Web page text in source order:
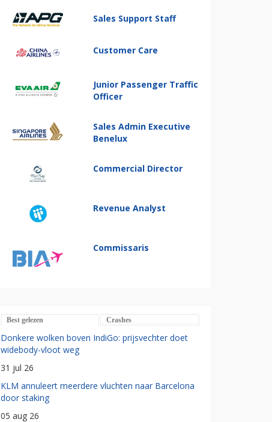
Sales Support Staff
Customer Care
Junior Passenger Traffic
Officer
Sales Admin Executive
Benelux
Commercial Director
Revenue Analyst
Commissaris
Best gelezen Crashes
Donkere wolken boven IndiGo: prijsvechter doet
widebody-vloot weg
31 jul 26
KLM annuleert meerdere vluchten naar Barcelona
door staking
05 aug 26